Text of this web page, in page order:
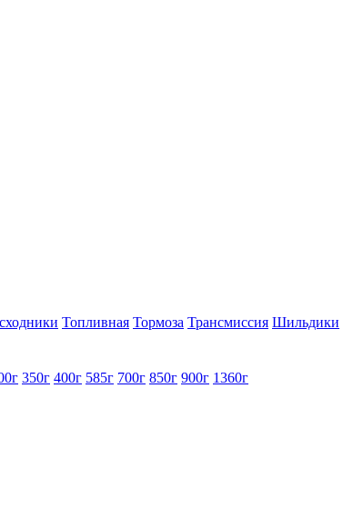
Топливная Тормоза Трансмиссия Шильдики
350г 400г 585г 700г 850г 900г 1360г